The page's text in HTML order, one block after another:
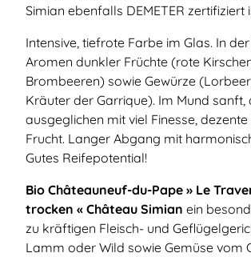
Simian ebenfalls DEMETER zertifiziert
Intensive, tiefrote Farbe im Glas. In
Aromen dunkler Früchte (rote
Brombeeren) sowie Gewürze
Kräuter der Garrique). Im Mund sanft,
ausgeglichen mit viel Finesse, dezente
Frucht. Langer Abgang mit
Gutes Reifepotential!
Bio Châteauneuf-du-Pape » Le
trocken « Château Simian ein
zu kräftigen Fleisch- und
Lamm oder Wild sowie Gemüse vom